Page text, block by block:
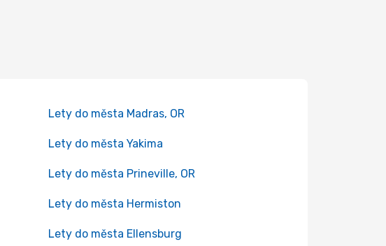
Lety do města Madras, OR
Lety do města Yakima
Lety do města Prineville, OR
Lety do města Hermiston
Lety do města Ellensburg